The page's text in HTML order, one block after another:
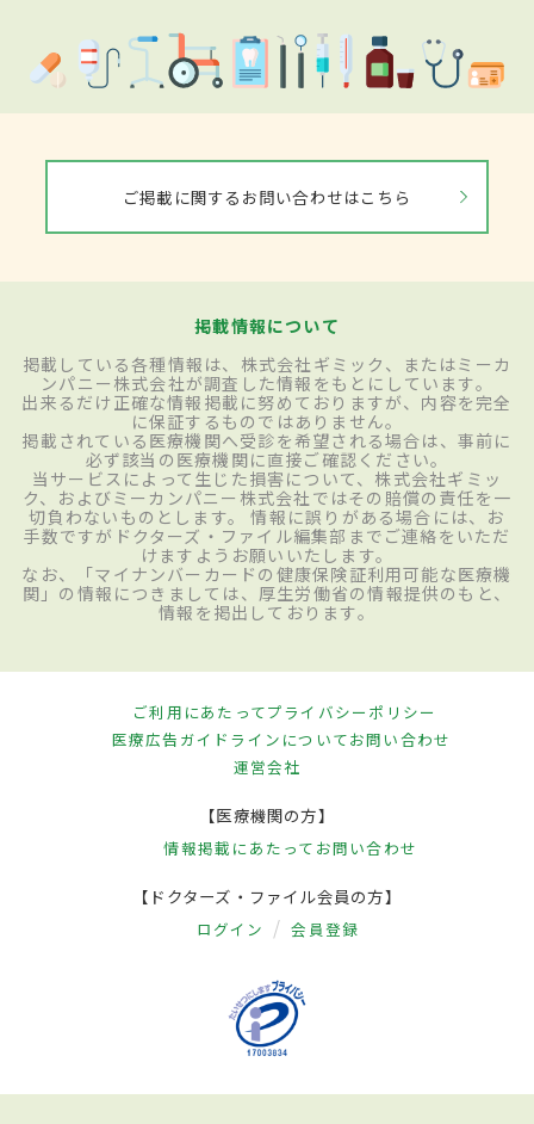
ご掲載に関するお問い合わせはこちら
掲載情報について
掲載している各種情報は、株式会社ギミック、またはミーカ
ンパニー株式会社が調査した情報をもとにしています。
出来るだけ正確な情報掲載に努めておりますが、内容を完全
に保証するものではありません。
掲載されている医療機関へ受診を希望される場合は、事前に
必ず該当の医療機関に直接ご確認ください。
当サービスによって生じた損害について、株式会社ギミッ
ク、およびミーカンパニー株式会社ではその賠償の責任を一
切負わないものとします。 情報に誤りがある場合には、お
手数ですがドクターズ・ファイル編集部までご連絡をいただ
けますようお願いいたします。
なお、「マイナンバーカードの健康保険証利用可能な医療機
関」の情報につきましては、厚生労働省の情報提供のもと、
情報を掲出しております。
ご利用にあたってプライバシーポリシー
医療広告ガイドラインについてお問い合わせ
運営会社
【医療機関の方】
情報掲載にあたって お問い合わせ
【ドクターズ・ファイル会員の方】
ログイン 会員登録